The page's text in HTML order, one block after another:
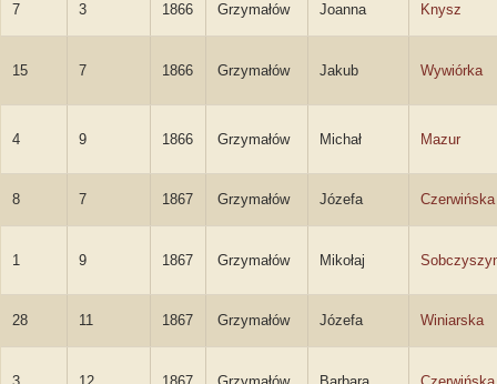
7 3 1866 Grzymałów Joanna Knysz
15 7 1866 Grzymałów Jakub Wywiórka
4 9 1866 Grzymałów Michał Mazur
8 7 1867 Grzymałów Józefa Czerwińska
1 9 1867 Grzymałów Mikołaj
28 11 1867 Grzymałów Józefa Winiarska